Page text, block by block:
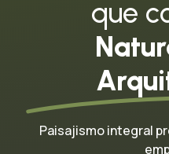
que
Paisajismo integral